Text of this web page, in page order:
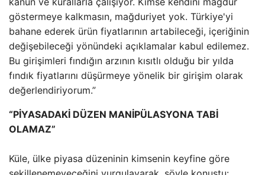
göstermeye kalkmasın, mağduriyet yok. Türkiye'yi
bahane ederek ürün fiyatlarının artabileceği, içeriğinin
değişebileceği yönündeki açıklamalar kabul edilemez.
Bu girişimleri fındığın arzının kısıtlı olduğu bir yılda
fındık fiyatlarını düşürmeye yönelik bir girişim olarak
değerlendiriyorum.”
“PİYASADAKİ DÜZEN MANİPÜLASYONA TABİ
OLAMAZ”
Küle, ülke piyasa düzeninin kimsenin keyfine göre